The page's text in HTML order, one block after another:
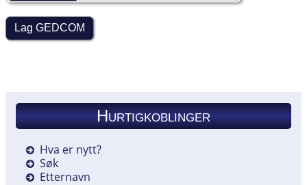
Hurtigkoblinger
Hva er nytt?
Søk
Etternavn